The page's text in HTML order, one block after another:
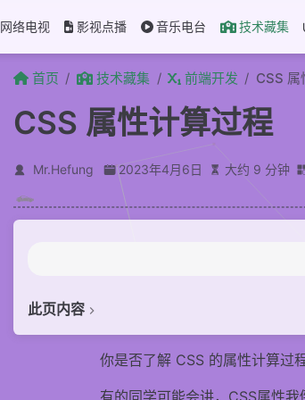
网络电视 影视点播 音乐电台 技术藏集
首页 技术藏集 前端开发 CSS 属
CSS 属性计算过程
Mr.Hefung 2023年4月6日 大约 9 分钟
此页内容
确定声明值
你是否了解 CSS 的属性计算过
有的同学可能会讲，CSS属性我